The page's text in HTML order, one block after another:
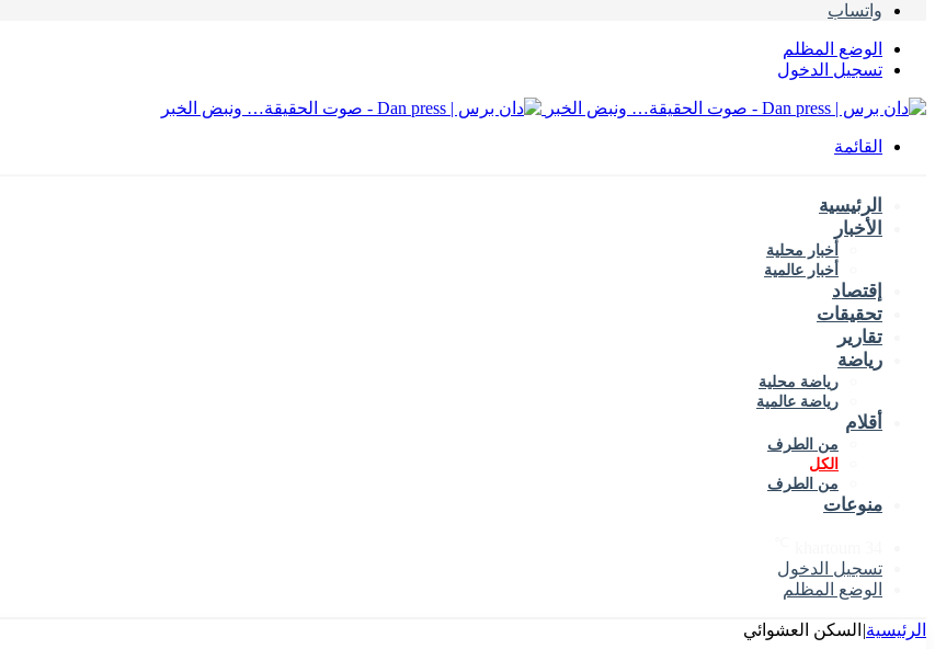
واتساب
الوضع المظلم
تسجيل الدخول
القائمة
الرئيسية
الأخبار
أخبار محلية
أخبار عالمية
إقتصاد
تحقيقات
تقارير
رياضة
رياضة محلية
رياضة عالمية
أقلام
من الطرف
الكل
من الطرف
منوعات
تسجيل الدخول
الوضع المظلم
الرئيسية| السكن العشوائي